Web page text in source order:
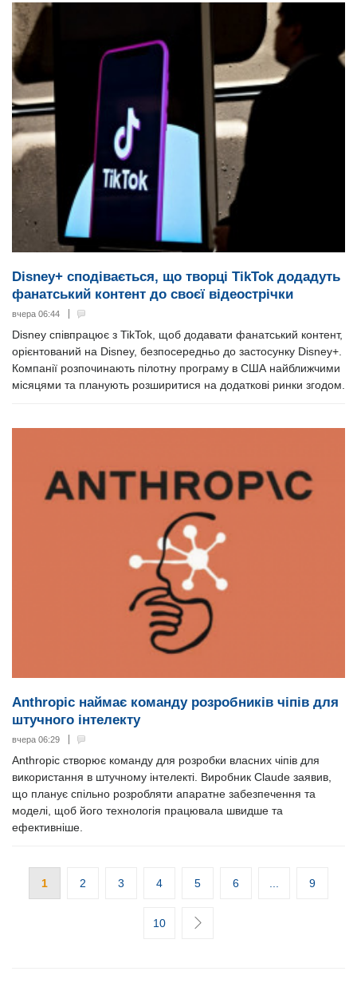
Disney+ сподівається, що творці TikTok додадуть
фанатський контент до своєї відеострічки
вчера 06:44
Disney співпрацює з TikTok, щоб додавати фанатський контент,
орієнтований на Disney, безпосередньо до застосунку Disney+.
Компанії розпочинають пілотну програму в США найближчими
місяцями та планують розширитися на додаткові ринки згодом.
Anthropic наймає команду розробників чіпів для
штучного інтелекту
вчера 06:29
Anthropic створює команду для розробки власних чіпів для
використання в штучному інтелекті. Виробник Claude заявив,
що планує спільно розробляти апаратне забезпечення та
моделі, щоб його технологія працювала швидше та
ефективніше.
1 2 3 4 5 6 9
10